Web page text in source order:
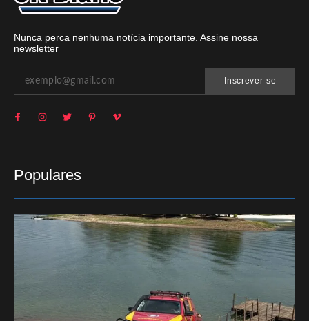
Nunca perca nenhuma notícia importante. Assine nossa
newsletter
Inscrever-se
Populares